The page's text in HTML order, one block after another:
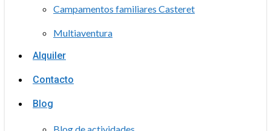
Campamentos familiares Casteret
Multiaventura
Alquiler
Contacto
Blog